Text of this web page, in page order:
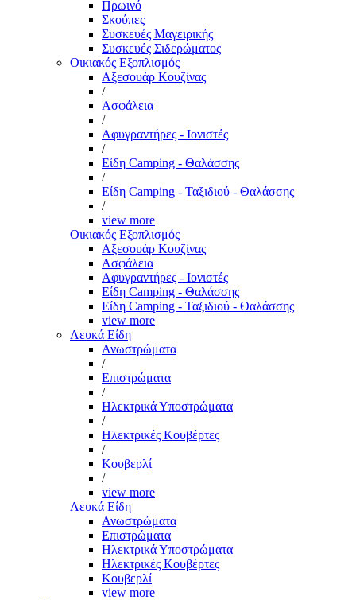
Πρωινό
Σκούπες
Συσκευές Μαγειρικής
Συσκευές Σιδερώματος
Οικιακός Εξοπλισμός
Αξεσουάρ Κουζίνας
/
Ασφάλεια
/
Αφυγραντήρες - Ιονιστές
/
Είδη Camping - Θαλάσσης
/
Είδη Camping - Ταξιδιού - Θαλάσσης
/
view more
Οικιακός Εξοπλισμός
Αξεσουάρ Κουζίνας
Ασφάλεια
Αφυγραντήρες - Ιονιστές
Είδη Camping - Θαλάσσης
Είδη Camping - Ταξιδιού - Θαλάσσης
view more
Λευκά Είδη
Ανωστρώματα
/
Επιστρώματα
/
Ηλεκτρικά Υποστρώματα
/
Ηλεκτρικές Κουβέρτες
/
Κουβερλί
/
view more
Λευκά Είδη
Ανωστρώματα
Επιστρώματα
Ηλεκτρικά Υποστρώματα
Ηλεκτρικές Κουβέρτες
Κουβερλί
view more